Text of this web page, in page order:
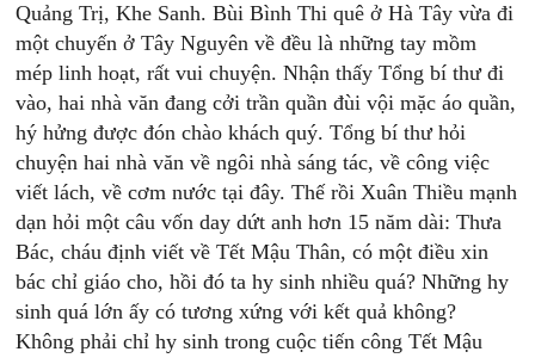
Quảng Trị, Khe Sanh. Bùi Bình Thi quê ở Hà Tây vừa đi
một chuyến ở Tây Nguyên về đều là những tay mồm
mép linh hoạt, rất vui chuyện. Nhận thấy Tổng bí thư đi
vào, hai nhà văn đang cởi trần quần đùi vội mặc áo quần,
hý hửng được đón chào khách quý. Tổng bí thư hỏi
chuyện hai nhà văn về ngôi nhà sáng tác, về công việc
viết lách, về cơm nước tại đây. Thế rồi Xuân Thiều mạnh
dạn hỏi một câu vốn day dứt anh hơn 15 năm dài: Thưa
Bác, cháu định viết về Tết Mậu Thân, có một điều xin
bác chỉ giáo cho, hồi đó ta hy sinh nhiều quá? Những hy
sinh quá lớn ấy có tương xứng với kết quả không?
Không phải chỉ hy sinh trong cuộc tiến công Tết Mậu